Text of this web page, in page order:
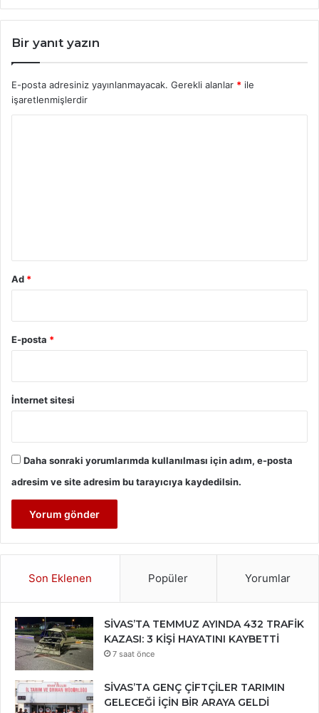
Bir yanıt yazın
E-posta adresiniz yayınlanmayacak. Gerekli alanlar * ile
işaretlenmişlerdir
Ad *
E-posta *
İnternet sitesi
Daha sonraki yorumlarımda kullanılması için adım, e-posta
adresim ve site adresim bu tarayıcıya kaydedilsin.
Son Eklenen Popüler Yorumlar
SİVAS’TA TEMMUZ AYINDA 432 TRAFİK
KAZASI: 3 KİŞİ HAYATINI KAYBETTİ
7 saat önce
SİVAS’TA GENÇ ÇİFTÇİLER TARIMIN
GELECEĞİ İÇİN BİR ARAYA GELDİ